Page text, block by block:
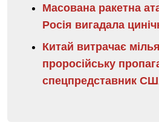
Масована ракетна
Росія вигадала
Китай витрачає
проросійську
спецпредставник